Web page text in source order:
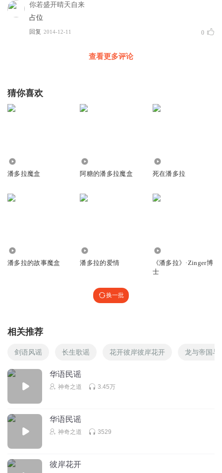
你若盛开晴天自来
占位
回复 2014-12-11 0
查看更多评论
猜你喜欢
潘多拉魔盒 阿糖的潘多拉魔盒 死在潘多拉
潘多拉的故事魔盒 潘多拉的爱情
《潘多拉》·Zinger博
士
换一批
相关推荐
剑语风谣 长生歌谣 花开彼岸彼岸花开 龙与帝国与
华语民谣
神奇之道 3.45万
华语民谣
神奇之道 3529
彼岸花开